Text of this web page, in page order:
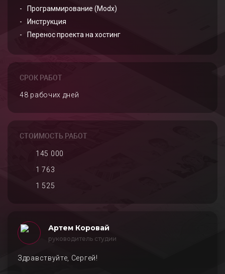
Программирование (Modx)
Инструкция
Перенос проекта на хостинг
СРОК РАБОТ
48 рабочих дней
СТОИМОСТЬ РАБОТ
145 000
1 763
1 525
Артем Коровай
руководитель студии
Здравствуйте, Сергей!